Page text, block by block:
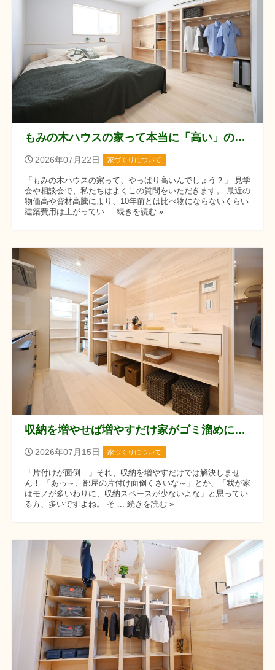
もみの木ハウスの家って本当に「高い」の？建築費高騰の今だからこそ知りたい、コストの真実
2026年07月22日 家づくりについて
「もみの木ハウスの家って、やっぱり高いんでしょう？」 見学
会や相談会で、私たちはよくこの質問をいただきます。 最近の
物価高や資材高騰により、10年前とは比べ物にならないくらい
建築費用は上がってい ... 続きを読む »
収納を増やせば増やすだけ家がゴミ溜めになる
2026年07月15日 家づくりについて
「片付けが面倒…」それ、収納を増やすだけでは解決しませ
ん！ 「あっ～、部屋の片付け面倒くさいな～」とか、「我が家
はモノが多いわりに、収納スペースが少ないよな」と思ってい
る方、多いですよね。 そ ... 続きを読む »